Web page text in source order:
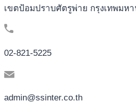
เขตป้อมปราบศัตรูพ่าย กรุงเทพมหา
02-821-5225
admin@ssinter.co.th